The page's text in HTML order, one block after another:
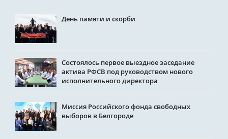
День памяти и скорби
Состоялось первое выездное заседание
актива РФСВ под руководством нового
исполнительного директора
Миссия Российского фонда свободных
выборов в Белгороде